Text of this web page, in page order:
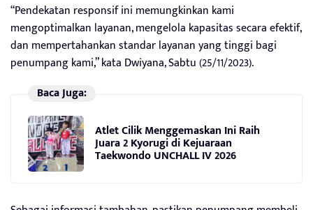
“Pendekatan responsif ini memungkinkan kami
mengoptimalkan layanan, mengelola kapasitas secara efektif,
dan mempertahankan standar layanan yang tinggi bagi
penumpang kami,” kata Dwiyana, Sabtu (25/11/2023).
Baca Juga:
Atlet Cilik Menggemaskan Ini Raih
Juara 2 Kyorugi di Kejuaraan
Taekwondo UNCHALL IV 2026